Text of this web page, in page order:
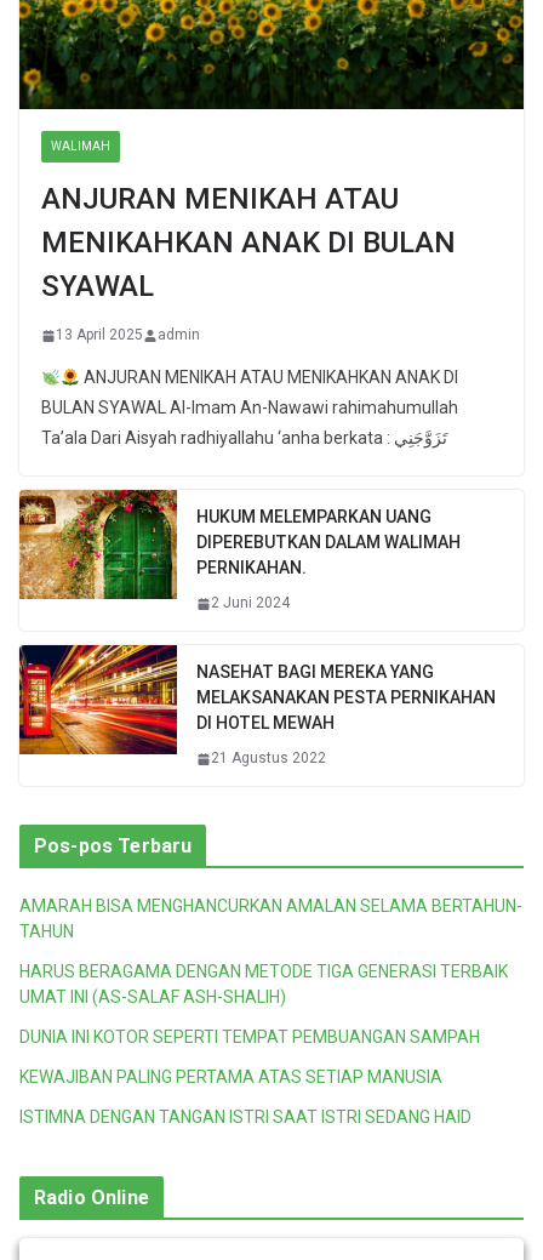
WALIMAH
ANJURAN MENIKAH ATAU
MENIKAHKAN ANAK DI BULAN
SYAWAL
13 April 2025 admin
ANJURAN MENIKAH ATAU MENIKAHKAN ANAK DI
BULAN SYAWAL Al-Imam An-Nawawi rahimahumullah
Ta’ala Dari Aisyah radhiyallahu ‘anha berkata : تَزَوَّجَنِي
HUKUM MELEMPARKAN UANG
DIPEREBUTKAN DALAM WALIMAH
PERNIKAHAN.
2 Juni 2024
NASEHAT BAGI MEREKA YANG
MELAKSANAKAN PESTA PERNIKAHAN
DI HOTEL MEWAH
21 Agustus 2022
Pos-pos Terbaru
AMARAH BISA MENGHANCURKAN AMALAN SELAMA BERTAHUN-
TAHUN
HARUS BERAGAMA DENGAN METODE TIGA GENERASI TERBAIK
UMAT INI (AS-SALAF ASH-SHALIH)
DUNIA INI KOTOR SEPERTI TEMPAT PEMBUANGAN SAMPAH
KEWAJIBAN PALING PERTAMA ATAS SETIAP MANUSIA
ISTIMNA DENGAN TANGAN ISTRI SAAT ISTRI SEDANG HAID
Radio Online